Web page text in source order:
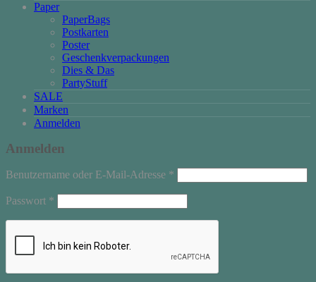
Paper
PaperBags
Postkarten
Poster
Geschenkverpackungen
Dies & Das
PartyStuff
SALE
Marken
Anmelden
Anmelden
Benutzername oder E-Mail-Adresse *
Passwort *